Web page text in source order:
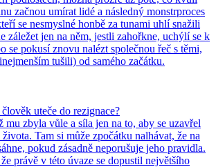
začnou umírat lidé a následný monstrproces
se nesmyslné honbě za tunami uhlí snažili
záležet jen na něm, jestli zahořkne, uchýlí se k
se pokusí znovu nalézt společnou řeč s těmi,
tušili) od samého začátku.
uteče do rezignace?
mu zbyla vůle a síla jen na to, aby se uzavřel
Tam si může zpočátku nalhávat, že na
pokud zásadně neporušuje jeho pravidla.
právě v této úvaze se dopustil největšího